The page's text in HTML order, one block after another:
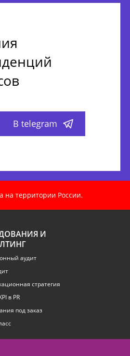
В telegram
на территории России.
И
аудит
стратегия
в PR
под заказ